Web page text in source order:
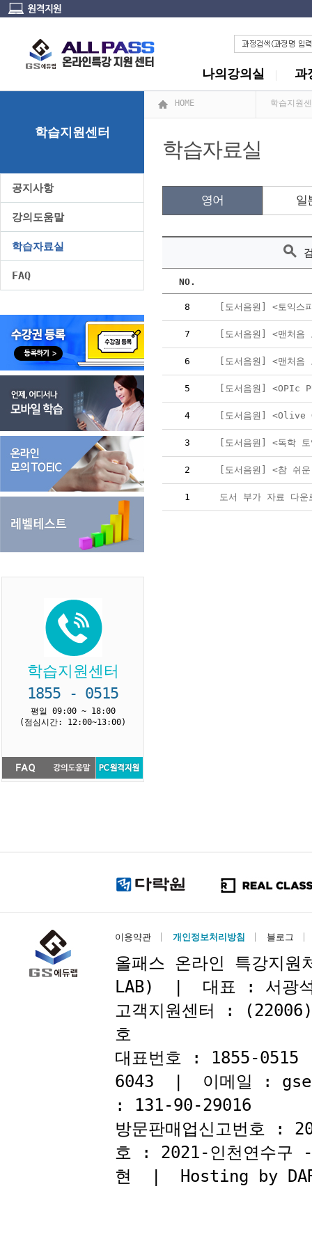
나의강의실 과
학습지원센터
공지사항
강의도움말
학습자료실
FAQ
학습지원센터
1855 - 0515
평일 09:00 ~ 18:00
(점심시간: 12:00~13:00)
HOME 학습지원
학습자료실
영어 일
NO.
8 [도서음원] <토익스
7 [도서음원] <맨처음
6 [도서음원] <맨처음
5 [도서음원] <OPIc
4 [도서음원]
3 [도서음원] <독학
2 [도서음원] <참 쉬
1 도서 부가 자료 다운
이용약관 개인정보처리방침 블로그
올패스 온라인 특강지원
LAB) | 대표 : 서
고객지원센터 :
호
대표번호 : 1855-
6043 | 이메일 :
: 131-90-29016
방문판매업신고번호 :
호 : 2021-인천연수구
현 | Hosting by